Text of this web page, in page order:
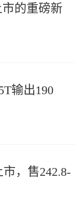
的重磅新
输出190
，售242.8-